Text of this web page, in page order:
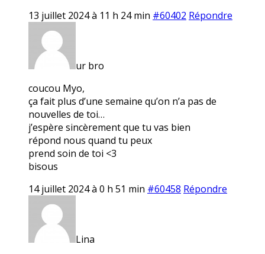
13 juillet 2024 à 11 h 24 min #60402 Répondre
ur bro
coucou Myo,
ça fait plus d’une semaine qu’on n’a pas de
nouvelles de toi…
j’espère sincèrement que tu vas bien
répond nous quand tu peux
prend soin de toi <3
bisous
14 juillet 2024 à 0 h 51 min #60458 Répondre
Lina